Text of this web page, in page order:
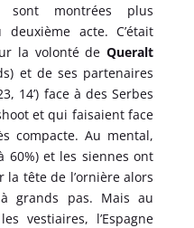
sont montrées plus
acte. C’était
la volonté deQueralt
et de ses partenaires
14’) face à des Serbes
et qui faisaient face
compacte. Au mental,
60%) et les siennes ont
tête de l’ornière alors
grands pas. Mais au
vestiaires, l’Espagne